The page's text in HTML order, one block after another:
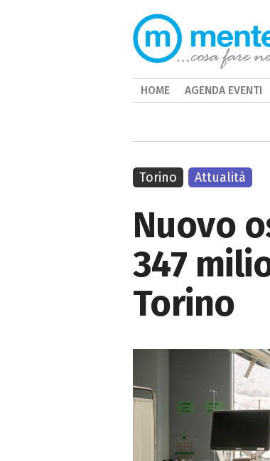
Nuovo
347
Torino
Torino Attualità
HOME AGENDA EVENTI